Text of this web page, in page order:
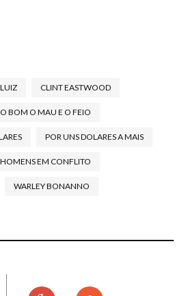
CLINT EASTWOOD
O BOM O MAU E O FEIO
POR UNS DOLARES A MAIS
HOMENS EM CONFLITO
WARLEY BONANNO